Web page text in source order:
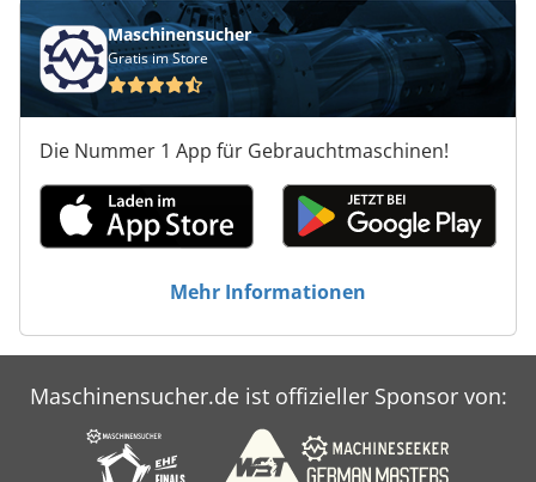
Maschinensucher
Gratis im Store
Die Nummer 1 App für Gebrauchtmaschinen!
Mehr Informationen
Maschinensucher.de ist offizieller Sponsor von: